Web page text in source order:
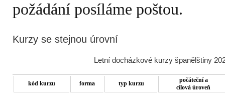
požádání posíláme poštou.
Kurzy se stejnou úrovní
Letní docházkové kurzy španělštiny
kód kurzu forma typ kurzu
počáteční a
cílová úroveň